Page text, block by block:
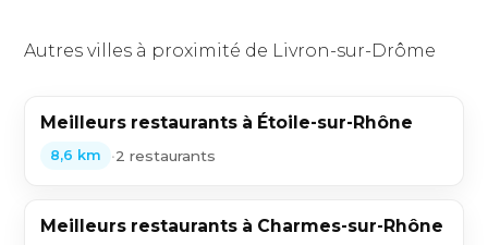
Autres villes à proximité de Livron-sur-Drôme
Meilleurs restaurants à Étoile-sur-Rhône
8,6 km •2 restaurants
Meilleurs restaurants à Charmes-sur-Rhône